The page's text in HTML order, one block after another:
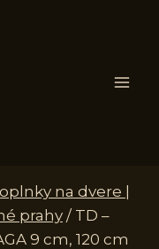
na dvere |
prahy / TD –
9 cm, 120 cm